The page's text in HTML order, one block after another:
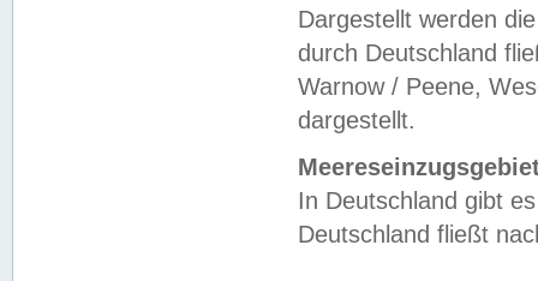
Dargestellt werden
durch Deutschland
Warnow / Peene,
dargestellt.
In Deutschland gibt
Deutschland fließt